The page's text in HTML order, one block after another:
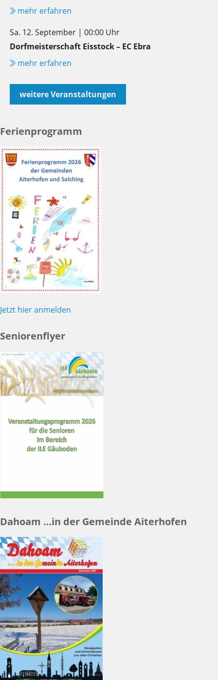
mehr erfahren
Sa. 12. September | 00:00 Uhr
Dorfmeisterschaft Eisstock – EC Ebra
mehr erfahren
weitere Veranstaltungen
Ferienprogramm
Jetzt hier anmelden
Seniorenflyer
Dahoam …in der Gemeinde Aiterhofen